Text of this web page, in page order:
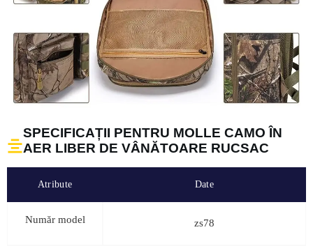
SPECIFICAȚII PENTRU MOLLE CAMO ÎN
AER LIBER DE VÂNĂTOARE RUCSAC
Atribute Date
Număr model zs78